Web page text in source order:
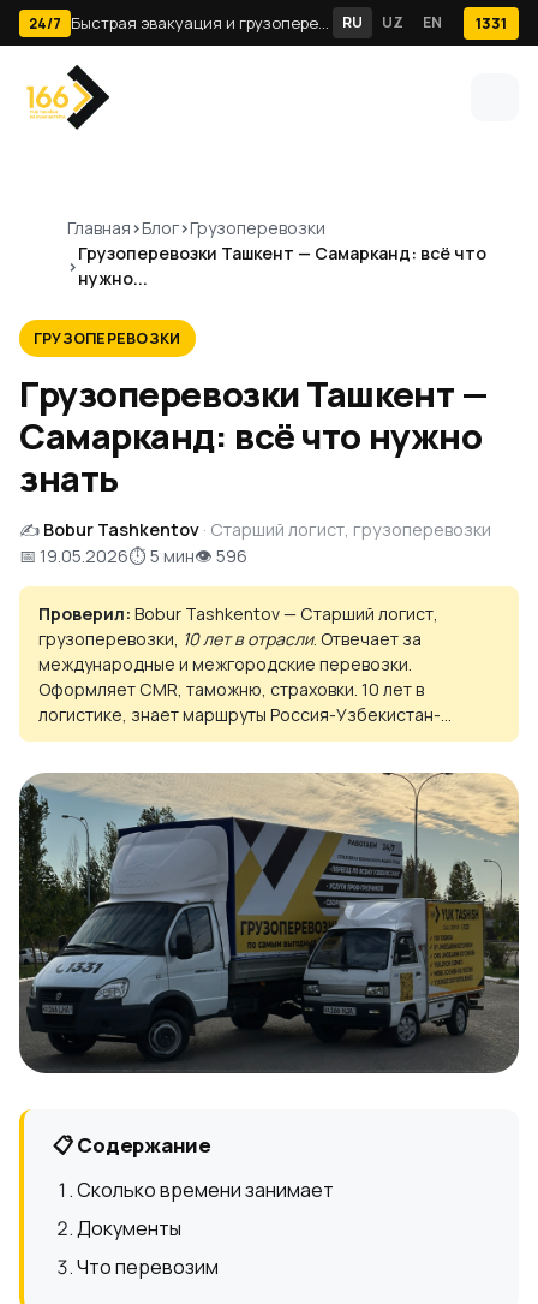
24/7 Быстрая эвакуация и грузоперевозки по Ташкенту · 24/7 RU UZ EN 1331
Главная Блог Грузоперевозки
Грузоперевозки Ташкент — Самарканд: всё что
нужно...
ГРУЗОПЕРЕВОЗКИ
Грузоперевозки Ташкент —
Самарканд: всё что нужно
знать
✍️ Bobur Tashkentov · Старший логист, грузоперевозки
📅 19.05.2026⏱ 5 мин👁 596
Проверил: Bobur Tashkentov — Старший логист,
грузоперевозки, 10 лет в отрасли. Отвечает за
международные и межгородские перевозки.
Оформляет CMR, таможню, страховки. 10 лет в
логистике, знает маршруты Россия-Узбекистан-...
📋 Содержание
Сколько времени занимает
Документы
Что перевозим